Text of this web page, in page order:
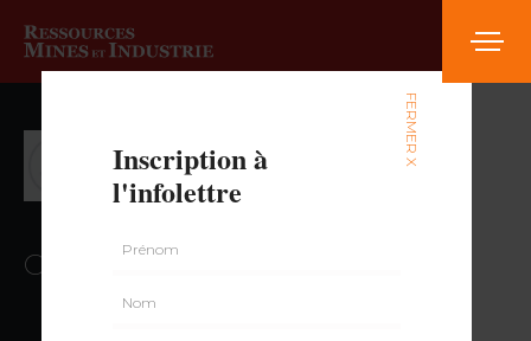
Julie Rousseau
Collaboratrice au contenu
FERMER X
Inscription à
l'infolettre